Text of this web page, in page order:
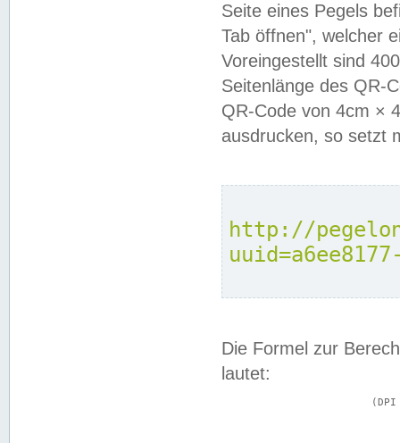
Seite eines Pegels
Tab öffnen", welcher
Voreingestellt sind
Seitenlänge des QR-
QR-Code von 4cm ×
ausdrucken, so setzt
http://
Die Formel zur
lautet: